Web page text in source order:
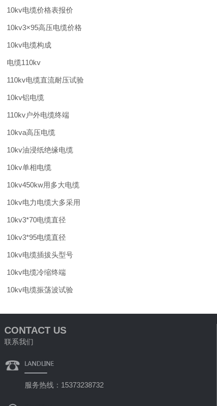
10kv电缆价格表报价
10kv3×95高压电缆价格
10kv电缆构成
电缆110kv
110kv电缆直流耐压试验
10kv铝电缆
110kv户外电缆终端
10kva高压电缆
10kv油浸纸绝缘电缆
10kv单相电缆
10kv450kw用多大电缆
10kv电力电缆大多采用
10kv3*70电缆直径
10kv3*95电缆直径
10kv电缆插拔头型号
10kv电缆冷缩终端
10kv电缆振荡波试验
CONTACT US
联系我们
服务热线：15373238732